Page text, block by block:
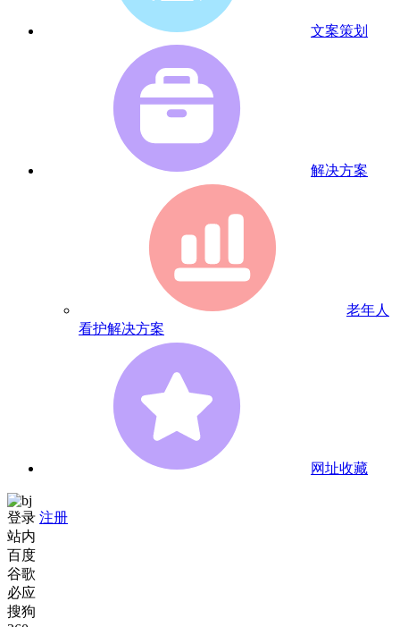
文案策划
解决方案
老年人
看护解决方案
网址收藏
登录 注册
站内
百度
谷歌
必应
搜狗